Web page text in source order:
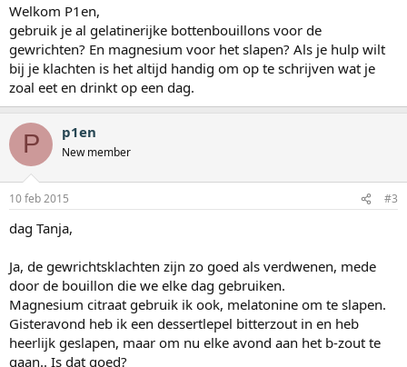
Welkom P1en,
gebruik je al gelatinerijke bottenbouillons voor de
gewrichten? En magnesium voor het slapen? Als je hulp wilt
bij je klachten is het altijd handig om op te schrijven wat je
zoal eet en drinkt op een dag.
P p1en
New member
10 feb 2015 #3
dag Tanja,
Ja, de gewrichtsklachten zijn zo goed als verdwenen, mede
door de bouillon die we elke dag gebruiken.
Magnesium citraat gebruik ik ook, melatonine om te slapen.
Gisteravond heb ik een dessertlepel bitterzout in en heb
heerlijk geslapen, maar om nu elke avond aan het b-zout te
gaan.. Is dat goed?